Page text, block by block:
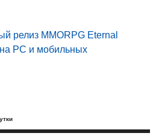
релиз MMORPG Eternal
PC и мобильных